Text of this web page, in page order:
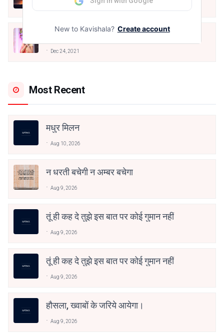
May 12, 2024
मोहब्बत के सफ़र को एक हँसी आग़ाज़ दे देना -
अनामिका अम्बर जैन
Dec 24, 2021
Most Recent
मधुर मिलन
Aug 10, 2026
न धरती बचेगी न अम्बर बचेगा
Aug 9, 2026
तूं ही कह दे तुझे इस बात पर कोई गुमान नहीं
Aug 9, 2026
तूं ही कह दे तुझे इस बात पर कोई गुमान नहीं
Aug 9, 2026
हौसला, ख्वाबों के जरिये आयेगा।
Aug 9, 2026
New to Kavishala? Create account